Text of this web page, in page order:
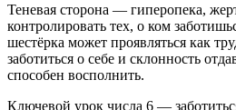
Теневая сторона — гиперопека,
контролировать тех, о ком
шестёрка может проявляться как
заботиться о себе и склонность
способен восполнить.
Ключевой урок числа 6 —